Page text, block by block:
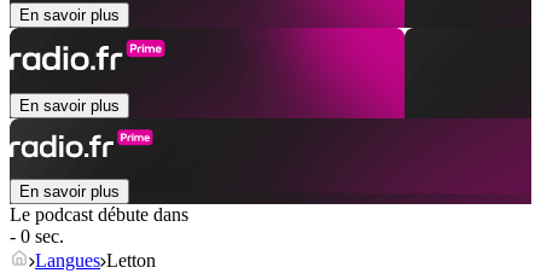
En savoir plus
En savoir plus
En savoir plus
Le podcast débute dans
- 0 sec.
Langues Letton